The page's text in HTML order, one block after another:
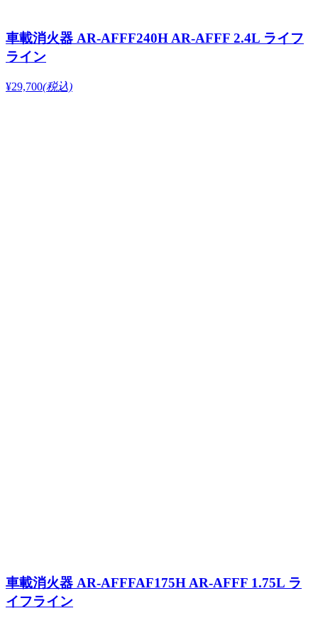
車載消火器 AR-AFFF240H AR-AFFF 2.4L ライフ
ライン
¥29,700(税込)
車載消火器 AR-AFFFAF175H AR-AFFF 1.75L ラ
イフライン